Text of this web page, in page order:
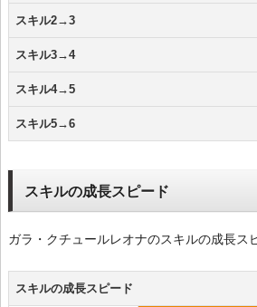
スキル2→3
スキル3→4
スキル4→5
スキル5→6
スキルの成長スピード
ガラ・クチュールレオナのスキルの成長ス
スキルの成長スピード